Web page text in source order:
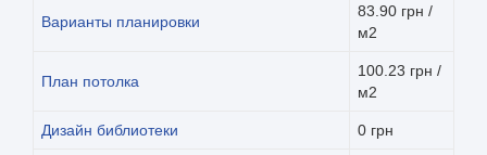
Варианты планировки
83.90 грн /
м2
План потолка
100.23 грн /
м2
Дизайн библиотеки 0 грн